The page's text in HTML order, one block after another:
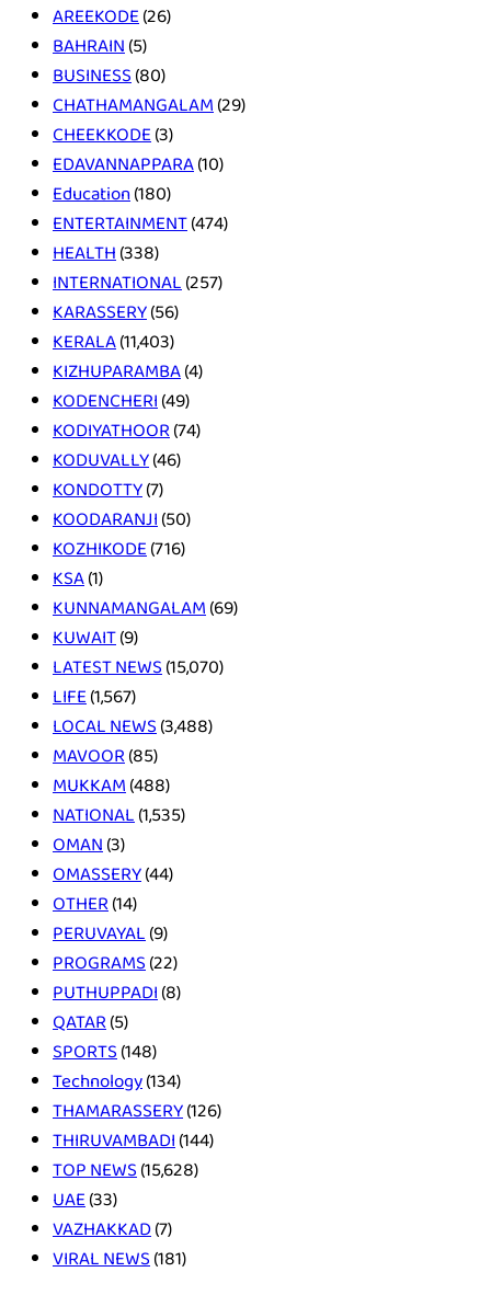
AREEKODE (26)
BAHRAIN (5)
BUSINESS (80)
CHATHAMANGALAM (29)
CHEEKKODE (3)
EDAVANNAPPARA(10)
Education(180)
ENTERTAINMENT(474)
HEALTH (338)
INTERNATIONAL (257)
KARASSERY(56)
KERALA(11,403)
KIZHUPARAMBA(4)
KODENCHERI (49)
KODIYATHOOR(74)
KODUVALLY(46)
KONDOTTY(7)
KOODARANJI (50)
KOZHIKODE (716)
KSA(1)
KUNNAMANGALAM (69)
KUWAIT(9)
LATEST NEWS (15,070)
LIFE (1,567)
LOCAL NEWS (3,488)
MAVOOR(85)
MUKKAM (488)
NATIONAL (1,535)
OMAN (3)
OMASSERY(44)
OTHER(14)
PERUVAYAL (9)
PROGRAMS (22)
PUTHUPPADI (8)
QATAR(5)
SPORTS (148)
Technology(134)
THAMARASSERY(126)
THIRUVAMBADI (144)
TOP NEWS (15,628)
UAE (33)
VAZHAKKAD(7)
VIRAL NEWS (181)